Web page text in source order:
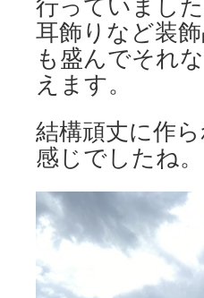
耳飾りなど装
も盛んでそれ
えます。
結構頑丈に作
感じでしたね。